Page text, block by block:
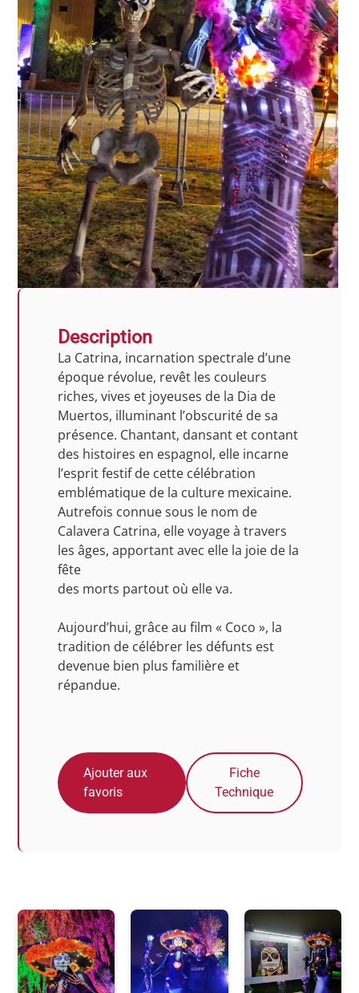
Description
La Catrina, incarnation spectrale d’une
époque révolue, revêt les couleurs
riches, vives et joyeuses de la Dia de
Muertos, illuminant l’obscurité de sa
présence. Chantant, dansant et contant
des histoires en espagnol, elle incarne
l’esprit festif de cette célébration
emblématique de la culture mexicaine.
Autrefois connue sous le nom de
Calavera Catrina, elle voyage à travers
les âges, apportant avec elle la joie de la
fête
des morts partout où elle va.
Aujourd’hui, grâce au film « Coco », la
tradition de célébrer les défunts est
devenue bien plus familière et
répandue.
Ajouter aux
favoris
Fiche
Technique